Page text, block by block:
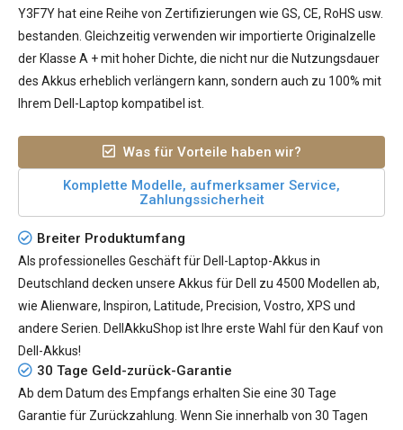
Y3F7Y hat eine Reihe von Zertifizierungen wie GS, CE, RoHS usw.
bestanden. Gleichzeitig verwenden wir importierte Originalzelle
der Klasse A + mit hoher Dichte, die nicht nur die Nutzungsdauer
des Akkus erheblich verlängern kann, sondern auch zu 100% mit
Ihrem Dell-Laptop kompatibel ist.
Was für Vorteile haben wir?
Komplette Modelle, aufmerksamer Service,
Zahlungssicherheit
Breiter Produktumfang
Als professionelles Geschäft für Dell-Laptop-Akkus in
Deutschland decken unsere Akkus für Dell zu 4500 Modellen ab,
wie Alienware, Inspiron, Latitude, Precision, Vostro, XPS und
andere Serien. DellAkkuShop ist Ihre erste Wahl für den Kauf von
Dell-Akkus!
30 Tage Geld-zurück-Garantie
Ab dem Datum des Empfangs erhalten Sie eine 30 Tage
Garantie für Zurückzahlung. Wenn Sie innerhalb von 30 Tagen